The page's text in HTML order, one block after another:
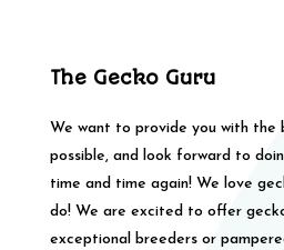
The Gecko Guru
We want to provide you with the
possible, and look forward to
time and time again! We love
do! We are excited to offer
exceptional breeders or